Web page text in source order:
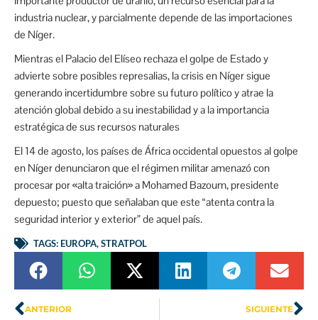
industria nuclear, y parcialmente depende de las importaciones
de Níger.
Mientras el Palacio del Elíseo rechaza el golpe de Estado y
advierte sobre posibles represalias, la crisis en Níger sigue
generando incertidumbre sobre su futuro político y atrae la
atención global debido a su inestabilidad y a la importancia
estratégica de sus recursos naturales
El 14 de agosto, los países de África occidental opuestos al golpe
en Níger denunciaron que el régimen militar amenazó con
procesar por «alta traición» a Mohamed Bazoum, presidente
depuesto; puesto que señalaban que este “atenta contra la
seguridad interior y exterior” de aquel país.
TAGS: EUROPA,STRATPOL
ANTERIOR SIGUIENTE